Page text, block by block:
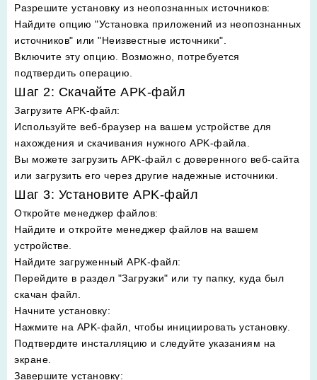
Разрешите установку из неопознанных источников:
Найдите опцию "Установка приложений из неопознанных
источников" или "Неизвестные источники".
Включите эту опцию. Возможно, потребуется
подтвердить операцию.
Шаг 2: Скачайте APK-файл
Загрузите APK-файл:
Используйте веб-браузер на вашем устройстве для
нахождения и скачивания нужного APK-файла.
Вы можете загрузить APK-файл с доверенного веб-сайта
или загрузить его через другие надежные источники.
Шаг 3: Установите APK-файл
Откройте менеджер файлов:
Найдите и откройте менеджер файлов на вашем
устройстве.
Найдите загруженный APK-файл:
Перейдите в раздел "Загрузки" или ту папку, куда был
скачан файл.
Начните установку:
Нажмите на APK-файл, чтобы инициировать установку.
Подтвердите инсталляцию и следуйте указаниям на
экране.
Завершите установку: